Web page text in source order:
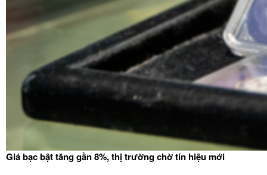
Giá bạc bật tăng gần 8%, thị trường chờ tín hiệu mới